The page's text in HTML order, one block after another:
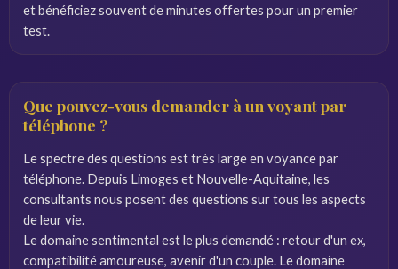
et bénéficiez souvent de minutes offertes pour un premier
test.
Que pouvez-vous demander à un voyant par
téléphone ?
Le spectre des questions est très large en voyance par
téléphone. Depuis Limoges et Nouvelle-Aquitaine, les
consultants nous posent des questions sur tous les aspects
de leur vie.
Le domaine sentimental est le plus demandé : retour d'un ex,
compatibilité amoureuse, avenir d'un couple. Le domaine